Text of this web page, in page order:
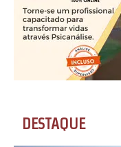
DESTAQUE